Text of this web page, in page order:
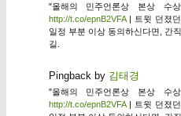
"올해의 민주언론상 본상 수
http://t.co/epnB2VFA| 트윗 던졌
일정 부분 이상 동의하신다면, 간
길.
Pingback by 김태경
"올해의 민주언론상 본상 수
http://t.co/epnB2VFA| 트윗 던졌